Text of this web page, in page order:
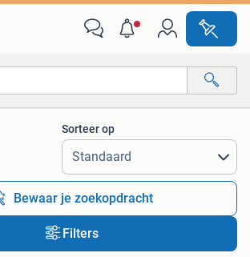
Alle afstanden…
Sorteer op
Bewaar je zoekopdracht
Filters